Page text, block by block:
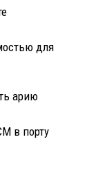
для
арию
в порту